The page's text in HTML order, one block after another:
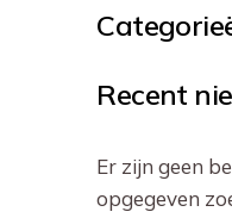
Recent
Er zijn geen
opgegeven